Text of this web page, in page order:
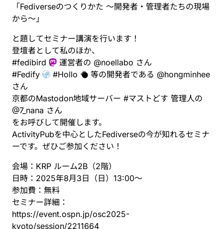
「Fediverseのつくりかた 〜開発者・管理者たちの現場
から〜」
と題してセミナー講演を行います！
登壇者として私のほか、
#fedibird 運営者の @noellabo さん
#Fedify #Hollo 等の開発者である @hongminhee
さん
京都のMastodon地域サーバー #マストどす 管理人の
@7_nana さん
をお呼びして開催します。
ActivityPubを中心としたFediverseの今が知れるセミナ
ーです。ぜひご参加ください！
会場：KRP ルーム2B（2階）
日時：2025年8月3日（日）13:00〜
参加費：無料
セミナー詳細：
https://event.ospn.jp/osc2025-
kyoto/session/2211664